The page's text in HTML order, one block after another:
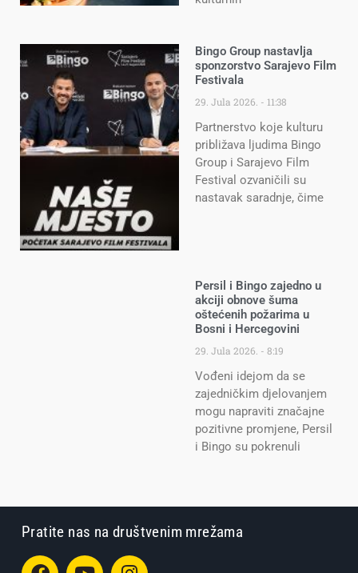
Bingo Group nastavlja
sponzorstvo Sarajevo Film
Festivala
29. Jula 2026. 11:38
Partnerstvo koje kulturu
približava ljudima Bingo
Group i Sarajevo Film
Festival ozvaničili su
nastavak saradnje, čime
Persil i Bingo zajedno u
akciji obnove šuma
oštećenih požarima u
Bosni i Hercegovini
29. Jula 2026. 8:19
Vođeni idejom da se
zajedničkim djelovanjem
mogu napraviti značajne
pozitivne promjene, Persil
i Bingo su pokrenuli
Pratite nas na društvenim mrežama